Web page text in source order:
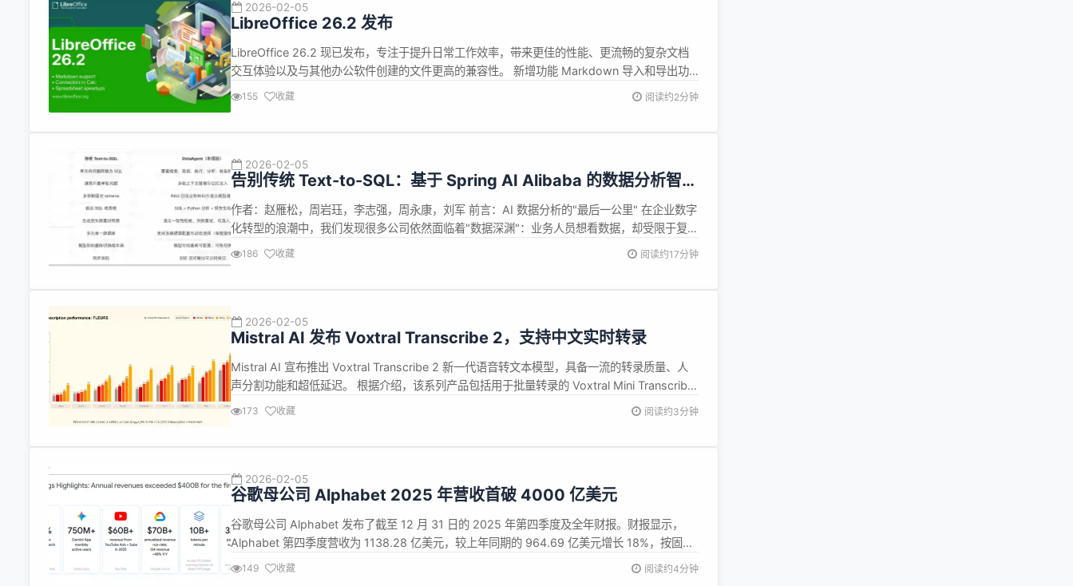
2026-02-05
LibreOffice 26.2 发布
LibreOffice 26.2 现已发布，专注于提升日常工作效率，带来更佳的性能、更流畅的复杂文档
交互体验以及与其他办公软件创建的文件更高的兼容性。 新增功能 Markdown 导入和导出功
能。 提高了整个套件的性能和响应速度，使打开、编辑和保存大型文档更加流畅。 增强了与专
155 收藏 阅读约2分钟
2026-02-05
告别传统 Text-to-SQL：基于 Spring AI Alibaba 的数据分析智能
体 DataAgent 深度解析
作者：赵雁松，周岩珏，李志强，周永康，刘军 前言：AI 数据分析的"最后一公里" 在企业数字
化转型的浪潮中，我们发现很多公司依然面临着"数据深渊"：业务人员想看数据，却受限于复杂
的 SQL 语法；开发者虽然尝试了 Text-to-SQL，但生成的代码逻辑常有偏差，同时也无法应
186 收藏 阅读约17分钟
2026-02-05
Mistral AI 发布 Voxtral Transcribe 2，支持中文实时转录
Mistral AI 宣布推出 Voxtral Transcribe 2 新一代语音转文本模型，具备一流的转录质量、人
声分割功能和超低延迟。 根据介绍，该系列产品包括用于批量转录的 Voxtral Mini Transcribe
V2，支持人声分割、上下文偏置和 13 种语言的单词级时间戳。以及用于实时应用的 Voxtral
173 收藏 阅读约3分钟
2026-02-05
谷歌母公司 Alphabet 2025 年营收首破 4000 亿美元
谷歌母公司 Alphabet 发布了截至 12 月 31 日的 2025 年第四季度及全年财报。财报显示，
Alphabet 第四季度营收为 1138.28 亿美元，较上年同期的 964.69 亿美元增长 18%，按固定
汇率计算同比增长 17%；净利润为 344.55 亿美元，较上年同期的 265.36 亿美元增长 30%。
149 收藏 阅读约4分钟